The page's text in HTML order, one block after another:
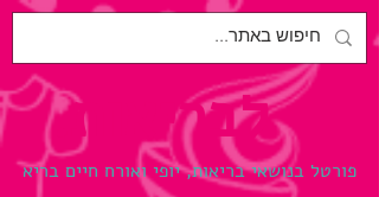
לבריאות.
פורטל בנושאי בריאות, יופי ואורח חיים בריא